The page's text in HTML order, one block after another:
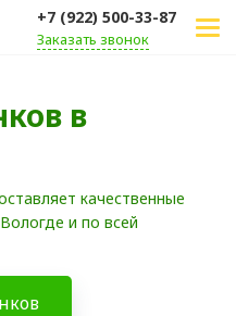
+7 (922) 500-33-87
Заказать звонок
в
качественные
и по всей